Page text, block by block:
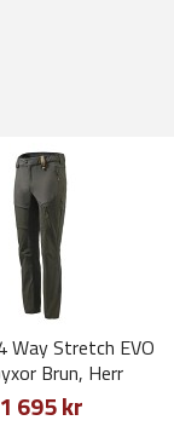
Way Stretch EVO
Brun, Herr
1 695 kr